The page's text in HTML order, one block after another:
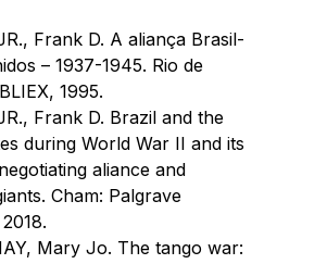
Frank D. A aliança Brasil-
– 1937-1945. Rio de
1995.
Frank D. Brazil and the
during World War II and its
aliance and
Cham: Palgrave
Mary Jo. The tango war: